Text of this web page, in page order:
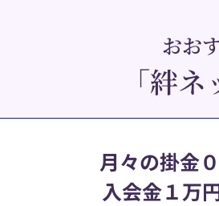
おお
「絆
月々の掛金
入会金１万